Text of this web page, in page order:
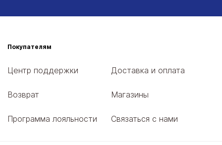
Покупателям
Центр поддержки Доставка и оплата
Возврат Магазины
Программа лояльности Связаться с нами